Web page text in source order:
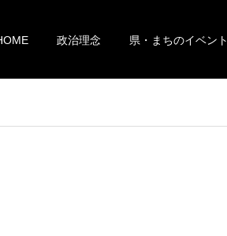
政治理念 県・まちのイベント